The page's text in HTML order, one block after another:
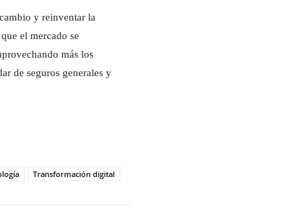
y reinventar la
el mercado se
más los
de seguros generales y
Transformación digital